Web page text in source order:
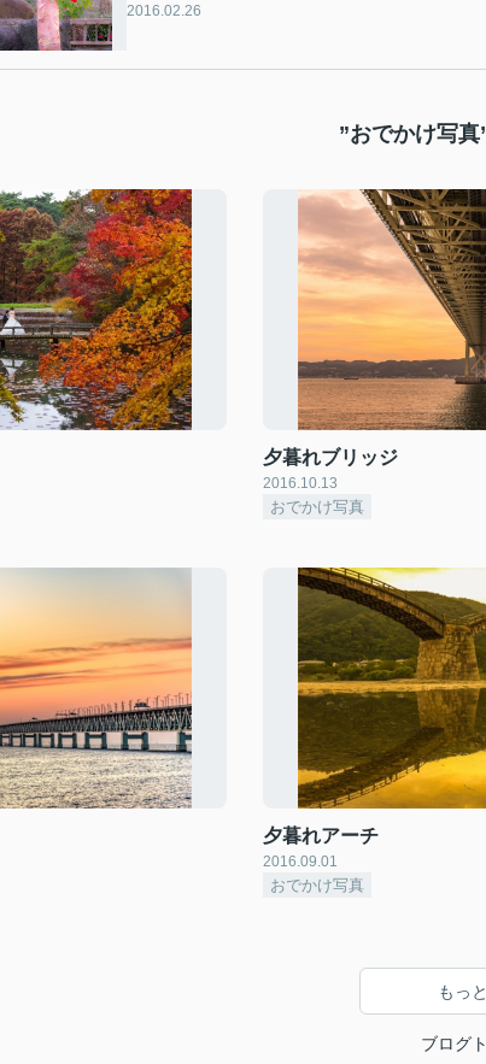
2016.02.26
”おでかけ写
夕暮れブリッジ
2016.10.13
おでかけ写真
夕暮れアーチ
2016.09.01
おでかけ写真
もっ
ブログ